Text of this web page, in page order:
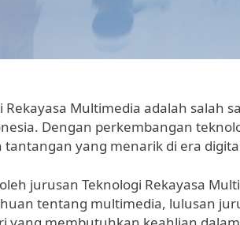
Rekayasa Multimedia adalah salah
Dengan perkembangan
yang menarik di era
jurusan Teknologi Rekayasa
tentang multimedia, lulusan